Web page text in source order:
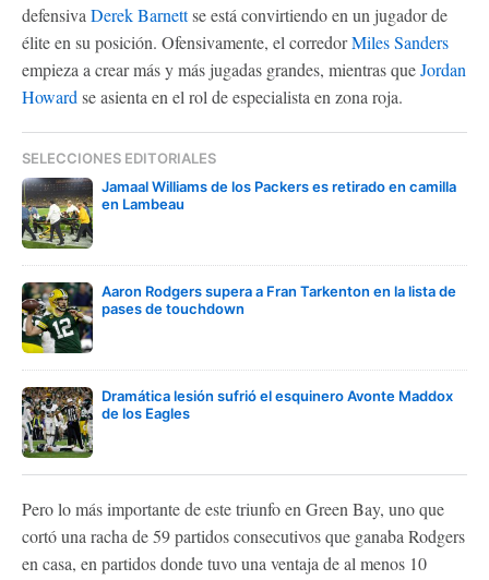
defensiva Derek Barnettse está convirtiendo en un jugador de
élite en su posición. Ofensivamente, el corredorMiles Sanders
empieza a crear más y más jugadas grandes, mientras queJordan
Howard se asienta en el rol de especialista en zona roja.
SELECCIONES EDITORIALES
Jamaal Williams de los Packers es retirado en camilla
en Lambeau
Aaron Rodgers supera a Fran Tarkenton en la lista de
pases de touchdown
Dramática lesión sufrió el esquinero Avonte Maddox
de los Eagles
Pero lo más importante de este triunfo en Green Bay, uno que
cortó una racha de 59 partidos consecutivos que ganaba Rodgers
en casa, en partidos donde tuvo una ventaja de al menos 10